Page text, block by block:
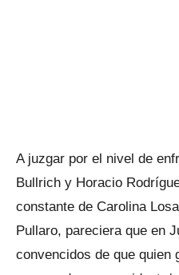
A juzgar por el nivel de
Bullrich y Horacio
constante de Carolina
Pullaro, pareciera que en
convencidos de que quien